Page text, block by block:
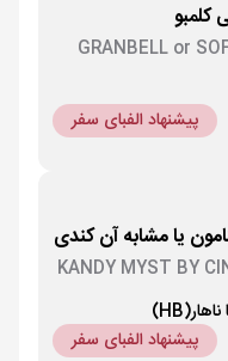
کلمبو
GRANBELL or
پیشنهاد الفبای سفر
یا مشابه آن کندی
KANDY MYST BY
(HB)
پیشنهاد الفبای سفر